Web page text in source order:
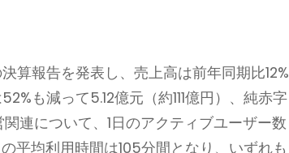
算報告を発表し、売上高は前年同期比12%
も減って5.12億元（約111億円）、純赤字
連について、1日のアクティブユーザー数
平均利用時間は105分間となり、いずれも